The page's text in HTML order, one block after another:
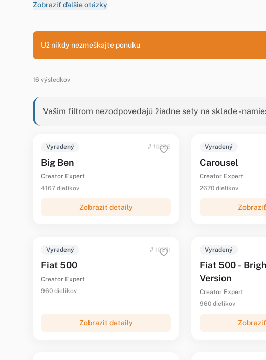
Zobraziť ďalšie otázky
Už nikdy nezmeškajte ponuku
16 výsledkov
Vašim filtrom nezodpovedajú žiadne sety na sklade -
Vyradený # 10253
Big Ben
Creator Expert
4167 dielikov
Zobraziť detaily
Vyradený
Carousel
Creator Expert
2670 dielikov
Vyradený # 10271
Fiat 500
Creator Expert
960 dielikov
Zobraziť detaily
Vyradený
Fiat 500 -
Version
Creator Expert
960 dielikov